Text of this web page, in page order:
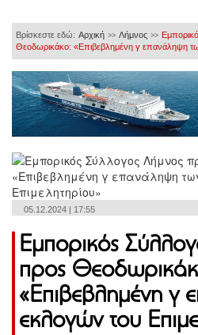
Βρίσκεστε εδώ: Αρχική >> Λήμνος >>
Θεοδωρικάκο: «Επιβεβλημένη γ επανάληψη
05.12.2024 | 17:55
Εμπορικός
προς
«Επιβεβλημένη γ
εκλογών του